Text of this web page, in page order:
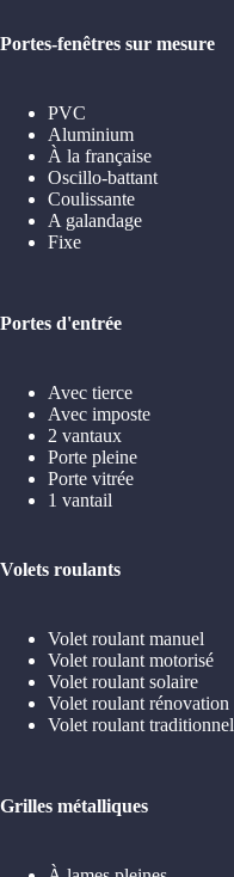
Portes-fenêtres sur mesure
PVC
Aluminium
À la française
Oscillo-battant
Coulissante
A galandage
Fixe
Portes d'entrée
Avec tierce
Avec imposte
2 vantaux
Porte pleine
Porte vitrée
1 vantail
Volets roulants
Volet roulant manuel
Volet roulant motorisé
Volet roulant solaire
Volet roulant rénovation
Volet roulant traditionnel
Grilles métalliques